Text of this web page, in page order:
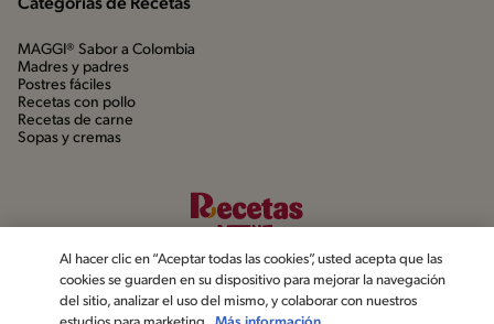
Categorias de Recetas
MAGGI® Sabor a Colombia
Madres y padres
Postres fáciles
Recetas con pollo
Recetas de carne
Sopas y cremas
Al hacer clic en “Aceptar todas las cookies”, usted acepta que las
cookies se guarden en su dispositivo para mejorar la navegación
del sitio, analizar el uso del mismo, y colaborar con nuestros